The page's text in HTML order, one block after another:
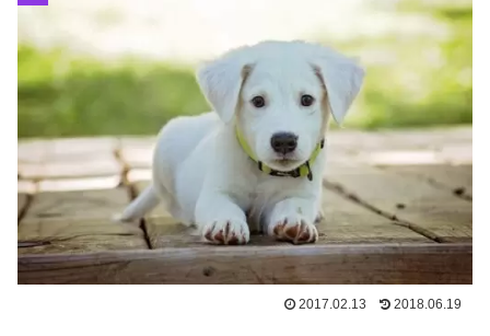
2017.02.13 2018.06.19